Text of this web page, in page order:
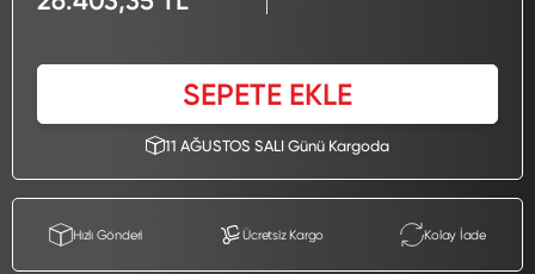
SEPETE EKLE
11 AĞUSTOS SALI Günü Kargoda
Hızlı Gönderi Ücretsiz Kargo Kolay İade